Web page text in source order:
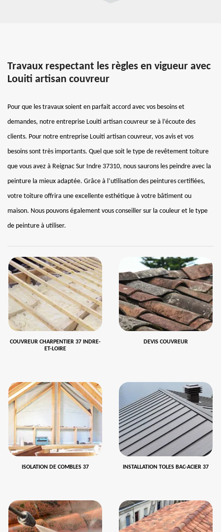
Travaux respectant les règles en vigueur avec
Louiti artisan couvreur
Pour que les travaux soient en parfait accord avec vos besoins et
demandes, notre entreprise Louiti artisan couvreur se à l’écoute des
clients. Pour notre entreprise Louiti artisan couvreur, vos avis et vos
besoins sont très importants. Quel que soit le type de revêtement toiture
que vous avez à Reignac Sur Indre 37310, nous saurons les peindre avec la
peinture la mieux adaptée. Grâce à l’utilisation des peintures certifiées,
votre toiture offrira une excellente esthétique à votre bâtiment ou
maison. Nous pouvons également vous conseiller sur la couleur et le type
de peinture à utiliser.
COUVREUR CHARPENTIER 37 INDRE-
ET-LOIRE
DEVIS COUVREUR
ISOLATION DE COMBLES 37 INSTALLATION TOLES BAC-ACIER 37